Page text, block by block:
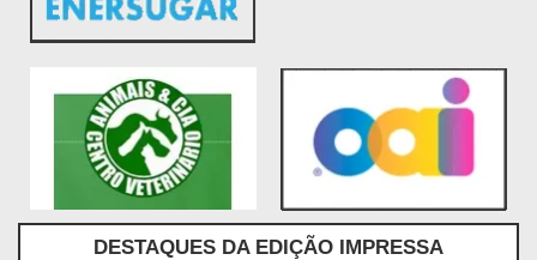
DESTAQUES DA EDIÇÃO IMPRESSA